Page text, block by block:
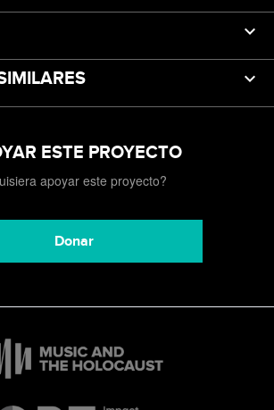
ESTE PROYECTO
apoyar este proyecto?
Donar